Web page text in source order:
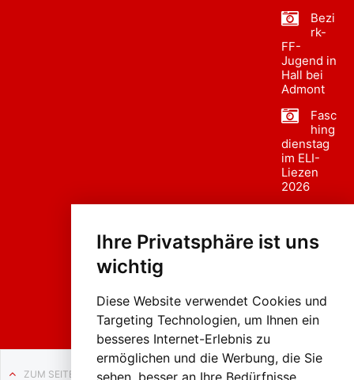
Ihre Privatsphäre ist uns
wichtig
Diese Website verwendet Cookies und
Targeting Technologien, um Ihnen ein
besseres Internet-Erlebnis zu
ermöglichen und die Werbung, die Sie
sehen, besser an Ihre Bedürfnisse
Bezi
rk-
FF-
Jugend in
Hall bei
Admont
Fasc
hing
dienstag
im ELI-
Liezen
2026
sumzug
Liezen
ZUM SEITENANFANG